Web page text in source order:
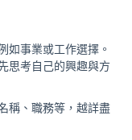
如事業或工作選擇。
思考自己的興趣與方
稱、職務等，越詳盡